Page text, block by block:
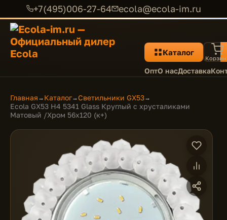
+7(495)006-27-64 ecola@ecola-im.ru
Каталог
ОптО насДоставка
Главная → Каталог→Светильники GX53→
Ecola GX53 H4 5341 Glass Круглый с хрусталиками
Матовый /Хром 56x120 (к+)